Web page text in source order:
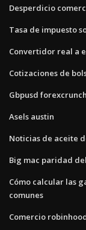
Desperdicio
Tasa de impuesto
Convertidor real a
Cotizaciones de
Gbpusd forexcrunch
Asels austin
Noticias de aceite
Big mac paridad
Cómo calcular las
comunes
Comercio